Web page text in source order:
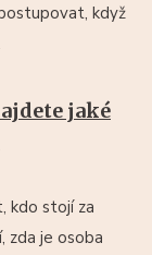
když
jaké
kdo stojí za
zda je osoba